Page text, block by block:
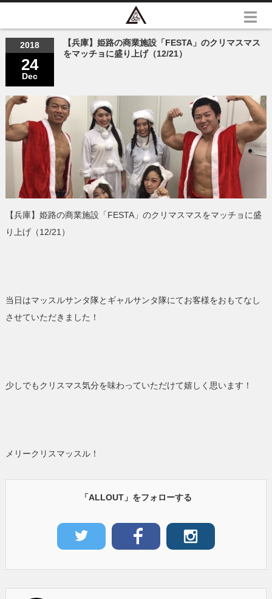
2018
24
Dec
【兵庫】姫路の商業施設「FESTA」のクリマスマス
をマッチョに盛り上げ（12/21）
【兵庫】姫路の商業施設「FESTA」のクリマスマスをマッチョに盛
り上げ（12/21）
当日はマッスルサンタ隊とギャルサンタ隊にてお客様をおもてなし
させていただきました！
少しでもクリスマス気分を味わっていただけて嬉しく思います！
メリークリスマッスル！
「ALLOUT」をフォローする